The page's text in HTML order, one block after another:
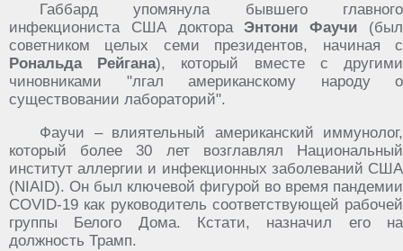
Габбард упомянула бывшего главного
инфекциониста США доктора Энтони Фаучи (был
советником целых семи президентов, начиная с
Рональда Рейгана), который вместе с другими
чиновниками "лгал американскому народу о
существовании лабораторий".
Фаучи – влиятельный американский иммунолог,
который более 30 лет возглавлял Национальный
институт аллергии и инфекционных заболеваний США
(NIAID). Он был ключевой фигурой во время пандемии
COVID-19 как руководитель соответствующей рабочей
группы Белого Дома. Кстати, назначил его на
должность Трамп.